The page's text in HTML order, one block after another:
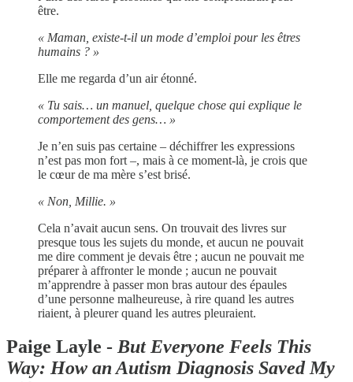
être.
« Maman, existe-t-il un mode d’emploi pour les êtres
humains ? »
Elle me regarda d’un air étonné.
« Tu sais… un manuel, quelque chose qui explique le
comportement des gens… »
Je n’en suis pas certaine – déchiffrer les expressions
n’est pas mon fort –, mais à ce moment-là, je crois que
le cœur de ma mère s’est brisé.
« Non, Millie. »
Cela n’avait aucun sens. On trouvait des livres sur
presque tous les sujets du monde, et aucun ne pouvait
me dire comment je devais être ; aucun ne pouvait me
préparer à affronter le monde ; aucun ne pouvait
m’apprendre à passer mon bras autour des épaules
d’une personne malheureuse, à rire quand les autres
riaient, à pleurer quand les autres pleuraient.
Paige Layle - But Everyone Feels This
Way: How an Autism Diagnosis Saved My